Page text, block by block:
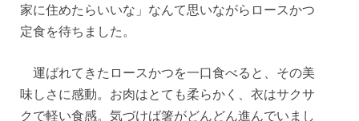
家に住めたらいいな」なんて思いながらロースかつ
定食を待ちました。
運ばれてきたロースかつを一口食べると、その美
味しさに感動。お肉はとても柔らかく、衣はサクサ
クで軽い食感。気づけば箸がどんどん進んでいまし